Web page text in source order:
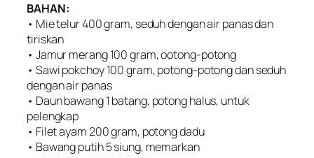
BAHAN:
• Mie telur 400 gram, seduh dengan air panas dan
tiriskan
• Jamur merang 100 gram, ootong-potong
• Sawi pokchoy 100 gram, potong-potong dan seduh
dengan air panas
• Daun bawang 1 batang, potong halus, untuk
pelengkap
• Filet ayam 200 gram, potong dadu
• Bawang putih 5 siung, memarkan